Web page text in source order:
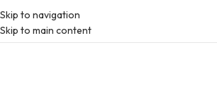
Skip to navigation
Skip to main content